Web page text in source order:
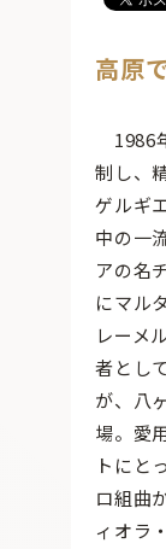
高原
1986
制し、
ゲルギ
中の一
アの名
にマル
レーメ
者とし
が、八
場。愛
トにと
ロ組曲
ィオラ